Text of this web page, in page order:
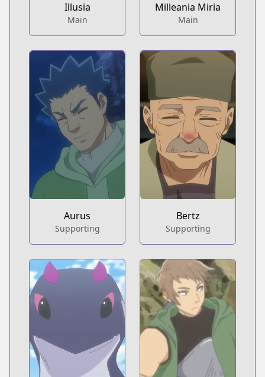
Illusia
Main
Milleania Miria
Main
Aurus
Supporting
Bertz
Supporting